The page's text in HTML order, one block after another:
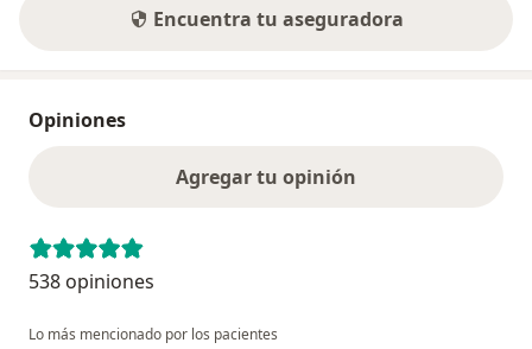
Encuentra tu aseguradora
Opiniones
Agregar tu opinión
538 opiniones
Lo más mencionado por los pacientes